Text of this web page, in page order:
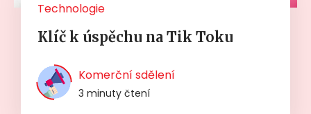
Technologie
Klíč k úspěchu na Tik Toku
Komerční sdělení
3 minuty čtení